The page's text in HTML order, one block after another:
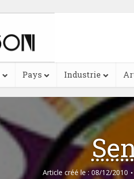
Pays Industrie
Article créé le : 08/12/2010